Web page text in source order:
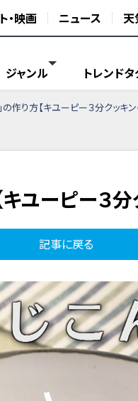
・映画 ニュース 天
ジャンル トレンドタ
の作り方【キユーピー３分クッキン
キユーピー３分
記事に戻る